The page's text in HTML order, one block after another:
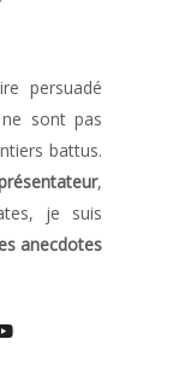
persuadé
sont pas
battus.
,
je suis
anecdotes